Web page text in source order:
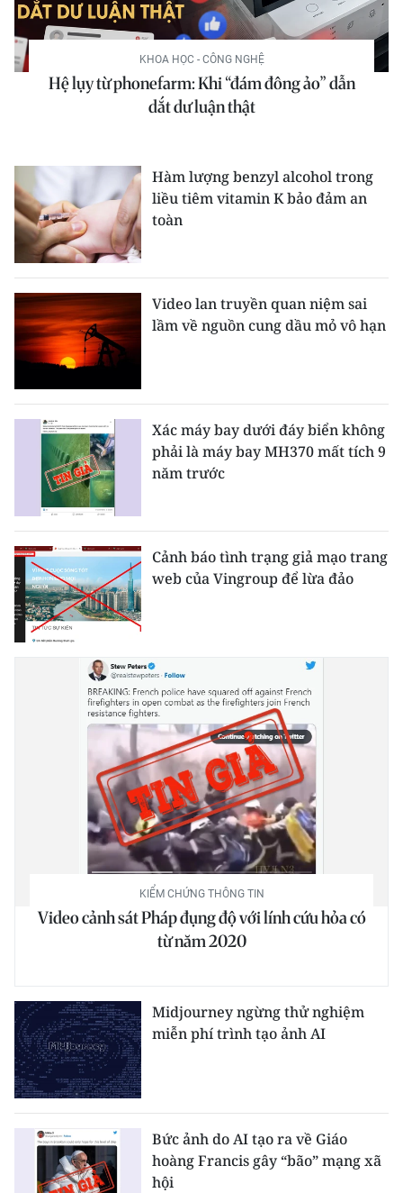
THỂ THAO
GIÁO DỤC
MÔI TRƯỜNG
BẠN ĐỌC
KIỂM CHỨNG THÔNG TIN
TRI THỨC CHUYÊN SÂU
54 DÂN TỘC VIỆT NAM
MỘT SẢN PHẨM
RADIO
MEDIA CENTER
E-Magazine
Video
Media Chính trị
Media Kinh tế
Media Văn hóa
Media Xã hội
Media Pháp luật
Media Du lịch
Media Y tế
Media Khoa học - Công nghệ
Media Môi trường
Ảnh
Infographic
KHOA HỌC - CÔNG NGHỆ
Hệ lụy từ phonefarm: Khi “đám đông ảo” dẫn
dắt dư luận thật
Hàm lượng benzyl alcohol trong
liều tiêm vitamin K bảo đảm an
toàn
Video lan truyền quan niệm sai
lầm về nguồn cung dầu mỏ vô hạn
Xác máy bay dưới đáy biển không
phải là máy bay MH370 mất tích 9
năm trước
Cảnh báo tình trạng giả mạo trang
web của Vingroup để lừa đảo
KIỂM CHỨNG THÔNG TIN
Video cảnh sát Pháp đụng độ với lính cứu hỏa có
từ năm 2020
Midjourney ngừng thử nghiệm
miễn phí trình tạo ảnh AI
Bức ảnh do AI tạo ra về Giáo
hoàng Francis gây “bão” mạng xã
hội